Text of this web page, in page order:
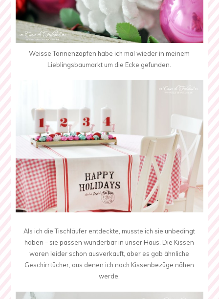
Weisse Tannenzapfen habe ich mal wieder in meinem
Lieblingsbaumarkt um die Ecke gefunden.
Als ich die Tischläufer entdeckte, musste ich sie unbedingt
haben – sie passen wunderbar in unser Haus. Die Kissen
waren leider schon ausverkauft, aber es gab ähnliche
Geschirrtücher, aus denen ich noch Kissenbezüge nähen
werde.